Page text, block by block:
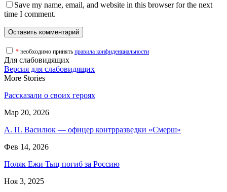
Save my name, email, and website in this browser for the next
time I comment.
* необходимо принять правила конфиденциальности
Для слабовидящих
Версия для слабовидящих
More Stories
Рассказали о своих героях
Мар 20, 2026
А. П. Василюк — офицер контрразведки «Смерш»
Фев 14, 2026
Поляк Ежи Тыц погиб за Россию
Ноя 3, 2025